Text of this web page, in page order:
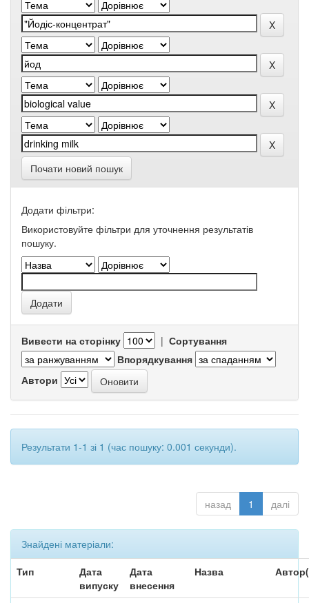
Почати новий пошук
Додати фільтри:
Використовуйте фільтри для уточнення результатів
пошуку.
Вивести на сторінку | Сортування
Впорядкування
Автори
Результати 1-1 зі 1 (час пошуку: 0.001 секунди).
назад 1 далі
Знайдені матеріали:
Тип
Дата
випуску
Дата
внесення
Назва